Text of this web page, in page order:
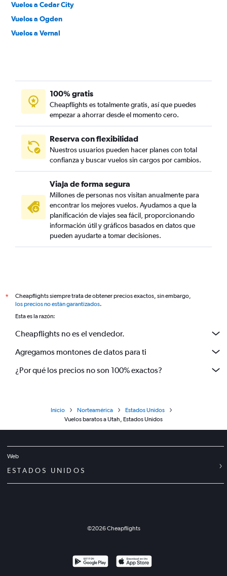
Vuelos a Cedar City
Vuelos a Ogden
Vuelos a Vernal
100% gratis
Cheapflights es totalmente gratis, así que puedes
empezar a ahorrar desde el momento cero.
Reserva con flexibilidad
Nuestros usuarios pueden hacer planes con total
confianza y buscar vuelos sin cargos por cambios.
Viaja de forma segura
Millones de personas nos visitan anualmente para
encontrar los mejores vuelos. Ayudamos a que la
planificación de viajes sea fácil, proporcionando
información útil y gráficos basados en datos que
pueden ayudarte a tomar decisiones.
*
Cheapflights siempre trata de obtener precios exactos, sin embargo,
los precios no están garantizados.
Esta es la razón:
Cheapflights no es el vendedor.
Agregamos montones de datos para ti
¿Por qué los precios no son 100% exactos?
Inicio Norteamérica
Estados Unidos
Vuelos baratos a Utah, Estados Unidos
Web
ESTADOS UNIDOS
©2026Cheapflights